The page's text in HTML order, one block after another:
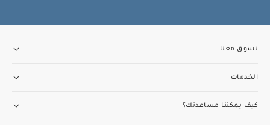
تسوق معنا
الخدمات
كيف يمكننا مساعدتك؟